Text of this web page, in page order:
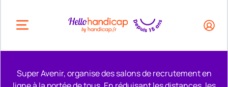
HEADER.OPEN_BUTTON
Super Avenir, organise des salons de recrutement en